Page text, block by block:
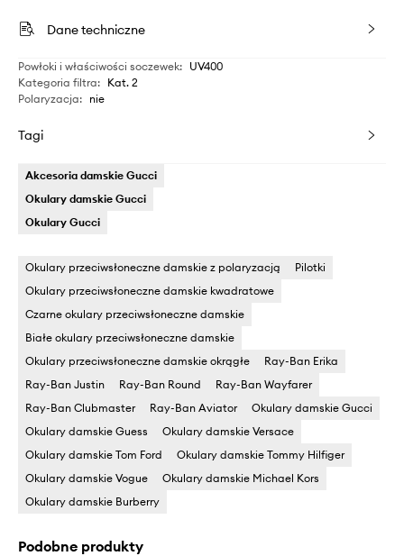
Dane techniczne
Powłoki i właściwości soczewek: UV400
Kategoria filtra: Kat. 2
Polaryzacja: nie
Tagi
Akcesoria damskie Gucci
Okulary damskie Gucci
Okulary Gucci
Okulary przeciwsłoneczne damskie z polaryzacją
Pilotki
Okulary przeciwsłoneczne damskie kwadratowe
Czarne okulary przeciwsłoneczne damskie
Białe okulary przeciwsłoneczne damskie
Okulary przeciwsłoneczne damskie okrągłe
Ray-Ban Erika
Ray-Ban Justin
Ray-Ban Round
Ray-Ban Wayfarer
Ray-Ban Clubmaster
Ray-Ban Aviator
Okulary damskie Gucci
Okulary damskie Guess
Okulary damskie Versace
Okulary damskie Tom Ford
Okulary damskie Tommy Hilfiger
Okulary damskie Vogue
Okulary damskie Michael Kors
Okulary damskie Burberry
Podobne produkty